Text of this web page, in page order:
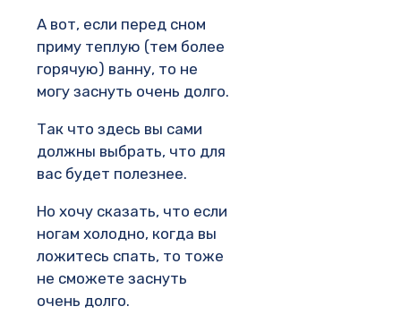
А вот, если перед сном
приму теплую (тем более
горячую) ванну, то не
могу заснуть очень долго.
Так что здесь вы сами
должны выбрать, что для
вас будет полезнее.
Но хочу сказать, что если
ногам холодно, когда вы
ложитесь спать, то тоже
не сможете заснуть
очень долго.